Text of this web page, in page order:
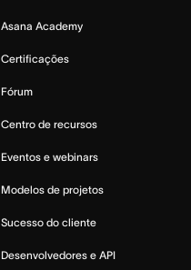
Asana Academy
Certificações
Fórum
Centro de recursos
Eventos e webinars
Modelos de projetos
Sucesso do cliente
Desenvolvedores e API